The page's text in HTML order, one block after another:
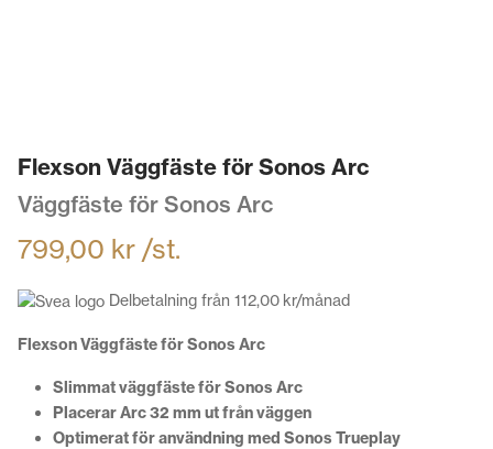
Flexson Väggfäste för Sonos Arc
Väggfäste för Sonos Arc
799,00 kr /st.
Delbetalning från 112,00 kr/månad
Flexson Väggfäste för Sonos Arc
Slimmat väggfäste för Sonos Arc
Placerar Arc 32 mm ut från väggen
Optimerat för användning med Sonos Trueplay